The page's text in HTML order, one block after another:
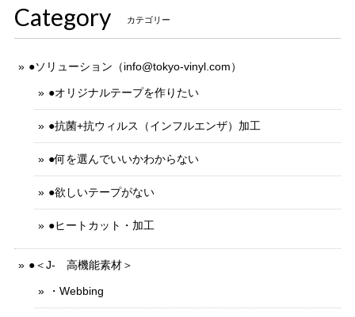
Category カテゴリー
●ソリューション（info@tokyo-vinyl.com）
●オリジナルテープを作りたい
●抗菌+抗ウィルス（インフルエンザ）加工
●何を選んでいいかわからない
●欲しいテープがない
●ヒートカット・加工
●＜J- 高機能素材＞
・Webbing